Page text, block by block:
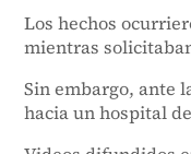
Los hechos
mientras
Sin embargo, ante
hacia un hospital